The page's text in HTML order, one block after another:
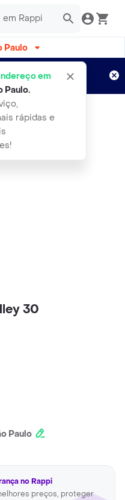
Paulo
em
Paulo.
rápidas e
dias!
Aplicam T&C
30
Paulo
no Rappi
preços, proteger